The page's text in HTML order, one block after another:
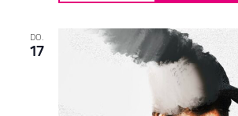
DO.
17